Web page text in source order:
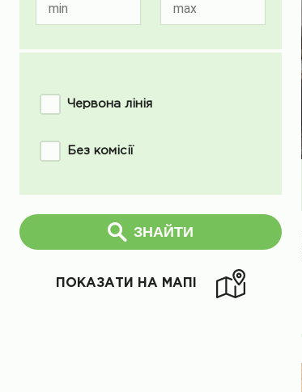
min max
Червона лінія
Без комісії
ЗНАЙТИ
ПОКАЗАТИ НА МАПІ